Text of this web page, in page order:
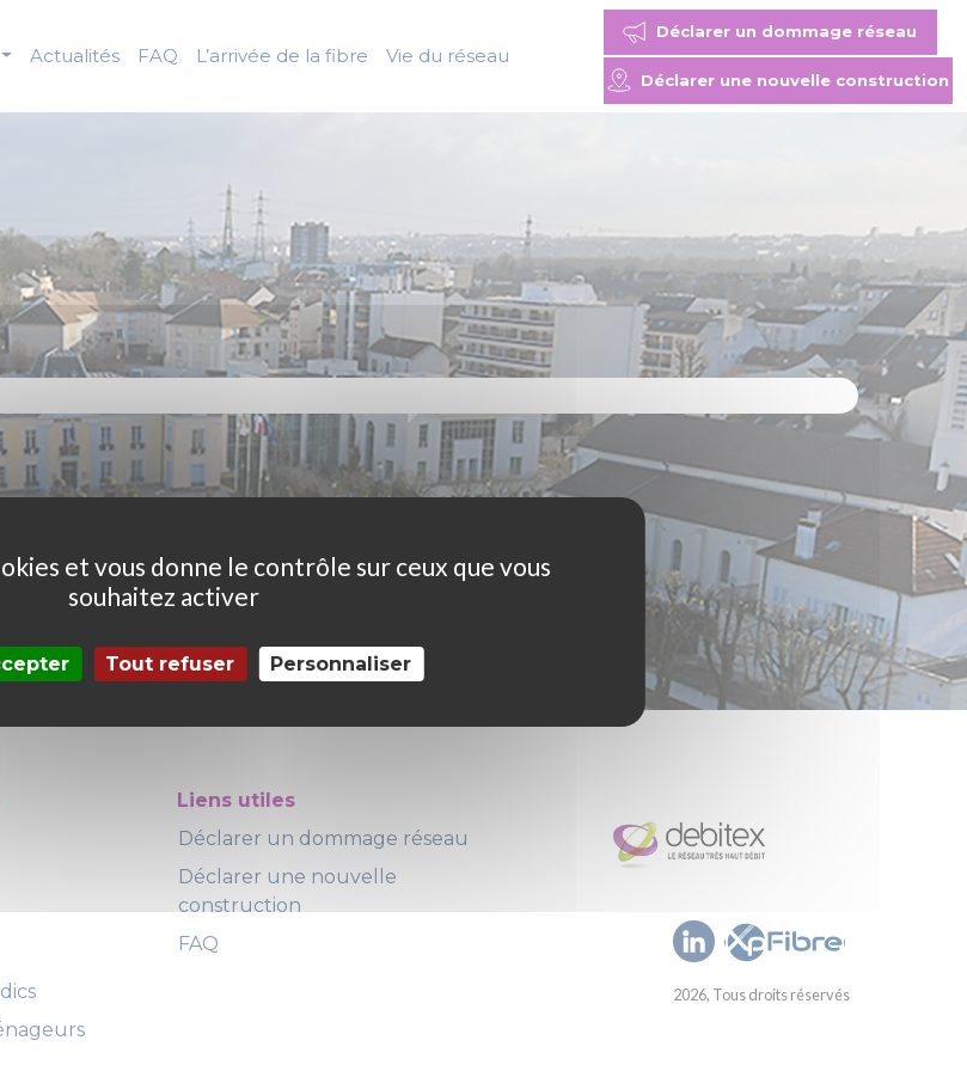
Actualités FAQ L’arrivée de la fibre Vie du réseau
Déclarer un dommage réseau
Déclarer une nouvelle construction
Liens utiles
Déclarer un dommage réseau
Déclarer une nouvelle
construction
FAQ
2026, Tous droits réservés
et vous donne le contrôle sur ceux que vous
souhaitez activer
Tout refuser Personnaliser